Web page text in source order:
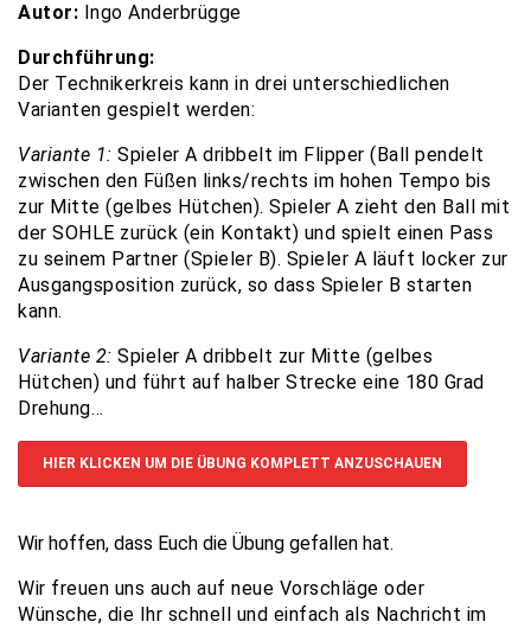
Autor: Ingo Anderbrügge
Durchführung:
Der Technikerkreis kann in drei unterschiedlichen
Varianten gespielt werden:
Variante 1: Spieler A dribbelt im Flipper (Ball pendelt
zwischen den Füßen links/rechts im hohen Tempo bis
zur Mitte (gelbes Hütchen). Spieler A zieht den Ball mit
der SOHLE zurück (ein Kontakt) und spielt einen Pass
zu seinem Partner (Spieler B). Spieler A läuft locker zur
Ausgangsposition zurück, so dass Spieler B starten
kann.
Variante 2: Spieler A dribbelt zur Mitte (gelbes
Hütchen) und führt auf halber Strecke eine 180 Grad
Drehung…
HIER KLICKEN UM DIE ÜBUNG KOMPLETT ANZUSCHAUEN
Wir hoffen, dass Euch die Übung gefallen hat.
Wir freuen uns auch auf neue Vorschläge oder
Wünsche, die Ihr schnell und einfach als Nachricht im